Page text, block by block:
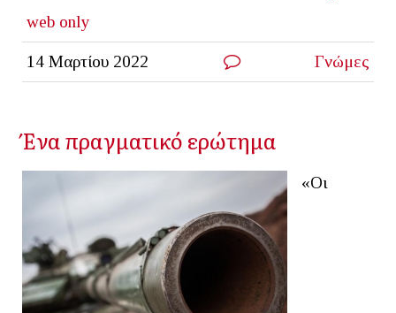
web only
14 Μαρτίου 2022 Γνώμες
Ένα πραγματικό ερώτημα
«Οι